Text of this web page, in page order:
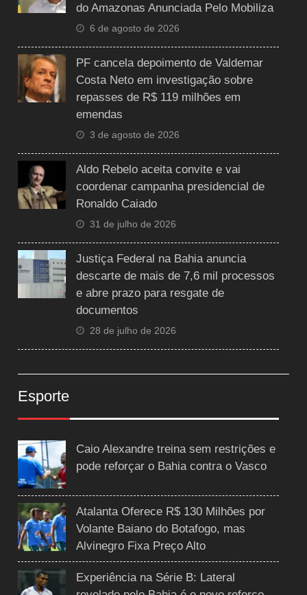
do Amazonas Anunciada Pelo Mobiliza
6 de agosto de 2026
PF cancela depoimento de Valdemar
Costa Neto em investigação sobre
repasses de R$ 119 milhões em
emendas
3 de agosto de 2026
Aldo Rebelo aceita convite e vai
coordenar campanha presidencial de
Ronaldo Caiado
31 de julho de 2026
Justiça Federal na Bahia anuncia
descarte de mais de 7,6 mil processos
e abre prazo para resgate de
documentos
28 de julho de 2026
Esporte
Caio Alexandre treina sem restrições e
pode reforçar o Bahia contra o Vasco
Atalanta Oferece R$ 130 Milhões por
Volante Baiano do Botafogo, mas
Alvinegro Fixa Preço Alto
Experiência na Série B: Lateral